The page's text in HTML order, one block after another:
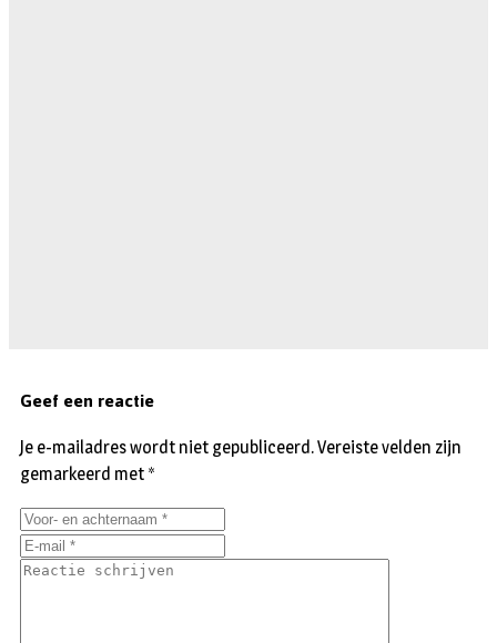
Geef een reactie
Je e-mailadres wordt niet gepubliceerd.Vereiste velden zijn
gemarkeerd met *